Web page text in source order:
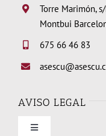
Torre Marimón,
Montbui
675 66 46 83
AVISO LEGAL
Toggle